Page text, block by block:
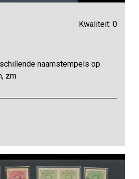
Kwaliteit: 0
naamstempels op
zm